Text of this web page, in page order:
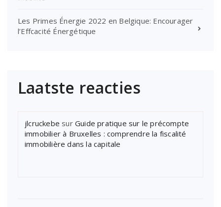
Les Primes Énergie 2022 en Belgique: Encourager
l’Effcacité Énergétique
Laatste reacties
jlcruckebe sur Guide pratique sur le précompte
immobilier à Bruxelles : comprendre la fiscalité
immobilière dans la capitale